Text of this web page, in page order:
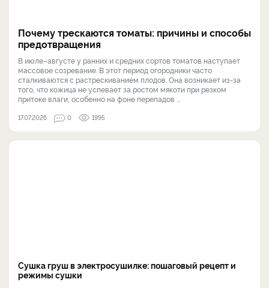
Почему трескаются томаты: причины и способы
предотвращения
В июле–августе у ранних и средних сортов томатов наступает
массовое созревание. В этот период огородники часто
сталкиваются с растрескиванием плодов. Она возникает из-за
того, что кожица не успевает за ростом мякоти при резком
притоке влаги, особенно на фоне перепадов ...
17.07.2026 0 1995
Сушка груш в электросушилке: пошаговый рецепт и
режимы сушки